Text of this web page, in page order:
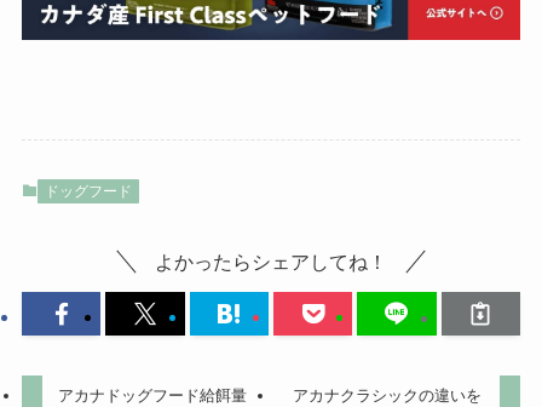
ドッグフード
よかったらシェアしてね！
アカナドッグフード給餌量 アカナクラシックの違いを